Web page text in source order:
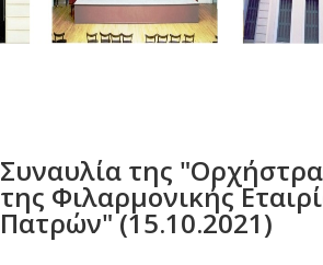
Συναυλία της
της Φιλαρμονικής
Πατρών" (15.10.2021)